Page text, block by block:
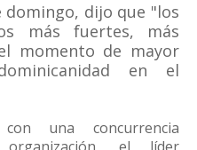
domingo, dijo que "los
más fuertes, más
momento de mayor
en el
una concurrencia